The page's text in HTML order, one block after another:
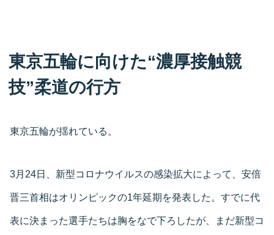
東京五輪に向けた“濃厚接触競
技”柔道の行方
東京五輪が揺れている。
3月24日、新型コロナウイルスの感染拡大によって、安倍
晋三首相はオリンピックの1年延期を発表した。すでに代
表に決まった選手たちは胸をなで下ろしたが、まだ新型コ